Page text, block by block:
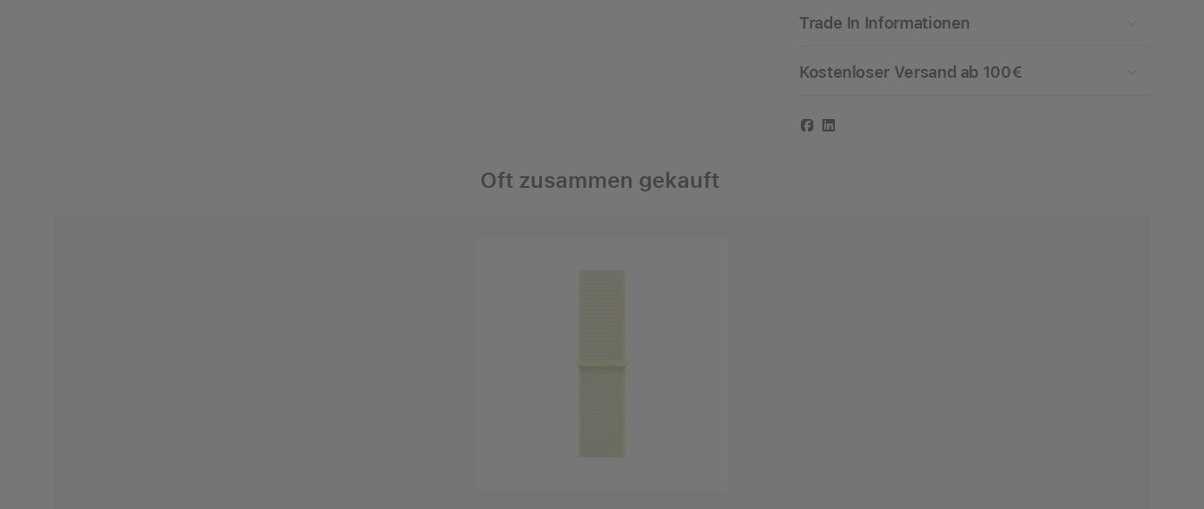
Trade In Informationen
Kostenloser Versand ab 100€
Facebook
LinkedIn
Oft zusammen gekauft